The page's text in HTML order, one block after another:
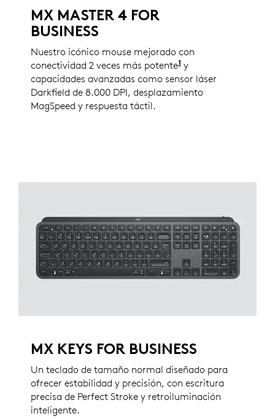
MX MASTER 4 FOR
BUSINESS
Nuestro icónico mouse mejorado con
conectividad 2 veces más potente1 en comparación
y
capacidades avanzadas como sensor láser
Darkfield de 8.000 DPI, desplazamiento
MagSpeed y respuesta táctil.
MX KEYS FOR BUSINESS
Un teclado de tamaño normal diseñado para
ofrecer estabilidad y precisión, con escritura
precisa de Perfect Stroke y retroiluminación
inteligente.